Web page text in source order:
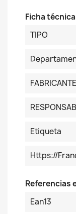
Ficha técnica
TIPO
FABRICANTE
Etiqueta
Https://
Referencias
Ean13